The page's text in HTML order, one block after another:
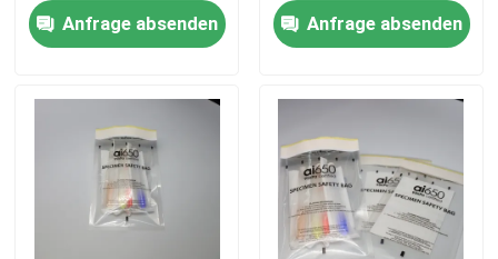
Produkte
Anfrage absenden
Anfrage absenden